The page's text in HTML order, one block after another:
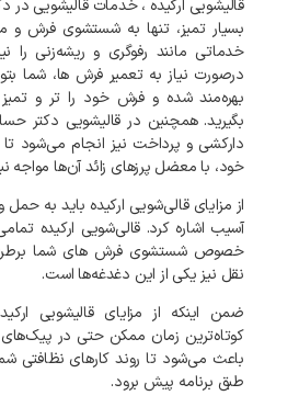
قالیشویی ارکیده ، خدمات قالیشویی در
بسیار تمیز، تنها به شستشوی فرش و
خدماتی مانند رفوگری و ریشه‌زنی را
درصورت نیاز به تعمیر فرش‌ ها، شما
بهره‌مند شده و فرش خود را تر و تمیز
بگیرید.همچنین در قالیشویی دکتر
دارکشی و پرداخت نیز انجام می‌شود تا
خود، با معضل پرزهای زائدآن‌ها مواجه
از مزایای قالی‌شویی ارکیده باید به حمل و
آسیب اشاره کرد. قالی‌شویی ارکیده
خصوص شستشوی فرش‌ های شما
نقل نیز یکی از این دغدغه‌ها است.
ضمن اینکه از مزایای قالیشویی
کوتاه‌ترین زمان ممکن حتی در پیک‌های
باعث می‌شود تا روند کارهای نظافتی
طبق برنامه پیش برود.